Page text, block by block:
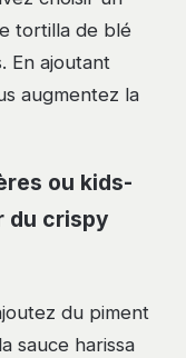
tortilla de blé
En ajoutant
augmentez la
ou kids-
du crispy
du piment
sauce harissa